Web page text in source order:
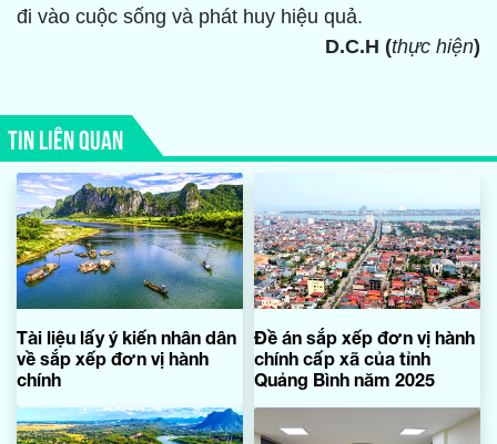
đi vào cuộc sống và phát huy hiệu quả.
D.C.H (thực hiện)
TIN LIÊN QUAN
Tài liệu lấy ý kiến nhân dân
về sắp xếp đơn vị hành
chính
Đề án sắp xếp đơn vị hành
chính cấp xã của tỉnh
Quảng Bình năm 2025